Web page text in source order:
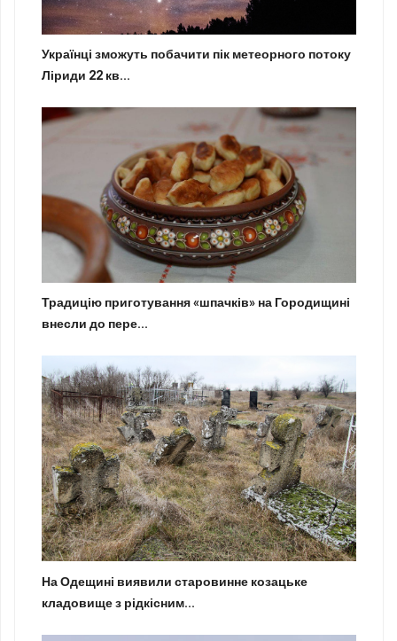
Українці зможуть побачити пік метеорного потоку
Ліриди 22 кв...
Традицію приготування «шпачків» на Городищині
внесли до пере...
На Одещині виявили старовинне козацьке
кладовище з рідкісним...